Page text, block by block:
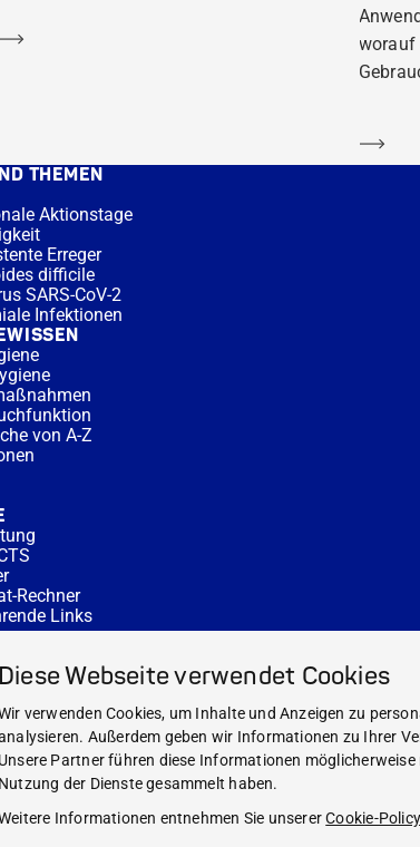
Diese Webseite verwendet Cookies
verwenden Cookies, um Inhalte und Anzeigen zu
Außerdem geben wir Informationen zu Ihrer
Unsere Partner führen diese Informationen
Nutzung der Dienste gesammelt haben.
Informationen entnehmen Sie unsererCookie-Policy
Mehr erfahren
worauf
THEMEN
Aktionstage
Erreger
difficile
SARS-CoV-2
Infektionen
von A-Z
Rechner
Links
THEMEN